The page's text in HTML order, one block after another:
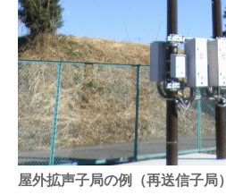
屋外拡声子局の例（再送信子局）